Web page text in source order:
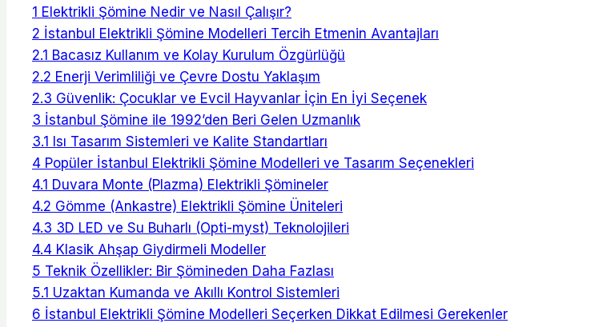
1 Elektrikli Şömine Nedir ve Nasıl Çalışır?
2 İstanbul Elektrikli Şömine Modelleri Tercih Etmenin Avantajları
2.1 Bacasız Kullanım ve Kolay Kurulum Özgürlüğü
2.2 Enerji Verimliliği ve Çevre Dostu Yaklaşım
2.3 Güvenlik: Çocuklar ve Evcil Hayvanlar İçin En İyi Seçenek
3 İstanbul Şömine ile 1992’den Beri Gelen Uzmanlık
3.1 Isı Tasarım Sistemleri ve Kalite Standartları
4 Popüler İstanbul Elektrikli Şömine Modelleri ve Tasarım Seçenekleri
4.1 Duvara Monte (Plazma) Elektrikli Şömineler
4.2 Gömme (Ankastre) Elektrikli Şömine Üniteleri
4.3 3D LED ve Su Buharlı (Opti-myst) Teknolojileri
4.4 Klasik Ahşap Giydirmeli Modeller
5 Teknik Özellikler: Bir Şömineden Daha Fazlası
5.1 Uzaktan Kumanda ve Akıllı Kontrol Sistemleri
6 İstanbul Elektrikli Şömine Modelleri Seçerken Dikkat Edilmesi Gerekenler